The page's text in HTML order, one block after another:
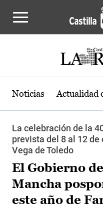
Noticias Actualidad
La celebración de la
prevista del 8 al 12 de
Vega de Toledo
El Gobierno
Mancha
este año de